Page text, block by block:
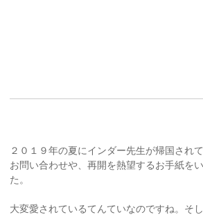
２０１９年の夏にインダー先生が帰国され
お問い合わせや、再開を熱望するお手紙を
た。
大変愛されているてんていなのですね。そ